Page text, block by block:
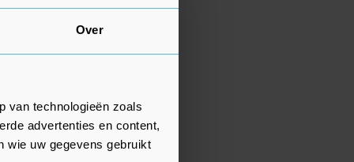
Over
van technologieën zoals
advertenties en content,
wie uw gegevens gebruikt